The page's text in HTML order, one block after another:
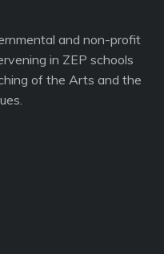
and non-profit
in ZEP schools
of the Arts and the